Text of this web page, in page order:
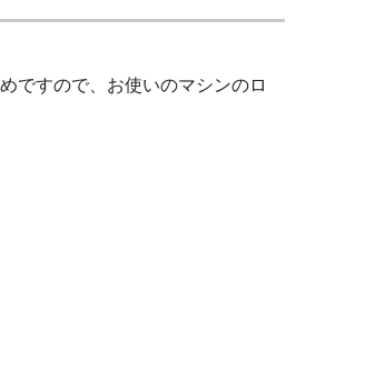
ですので、お使いのマシンのロ